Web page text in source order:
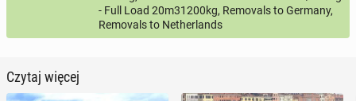
- Full Load 20m31200kg, Removals to Germany,
Removals to Netherlands
Czytaj więcej